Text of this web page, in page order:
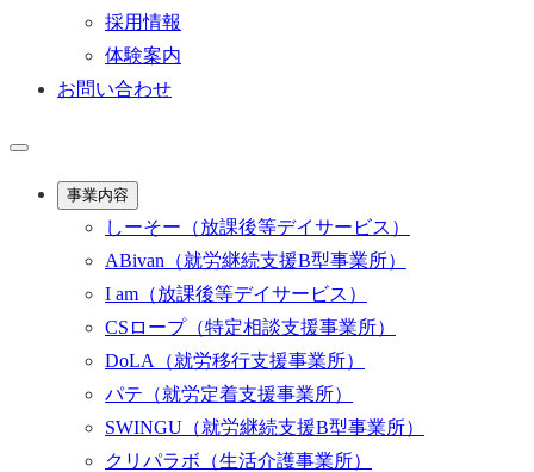
採用情報
体験案内
お問い合わせ
事業内容
しーそー （放課後等デイサービス）
ABivan （就労継続支援B型事業所）
I am （放課後等デイサービス）
CSロープ（特定相談支援事業所）
DoLA
（就労移行支援事業所）
パテ （就労定着支援事業所）
SWINGU （就労継続支援B型事業所）
クリパラボ （生活介護事業所）